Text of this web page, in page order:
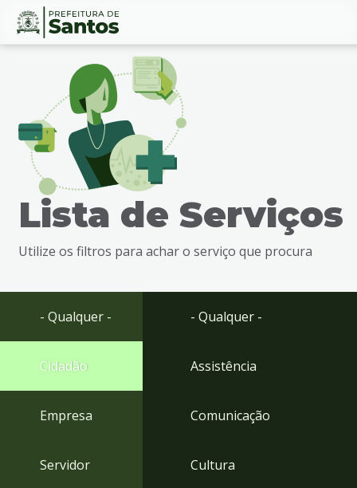
Ir
busca
Ir
rodapé
Conteúdo
Lista de Serviços
Utilize os filtros para achar o serviço que procura
- Qualquer -
Cidadão
Empresa
Servidor
- Qualquer -
Assistência
Comunicação
Cultura